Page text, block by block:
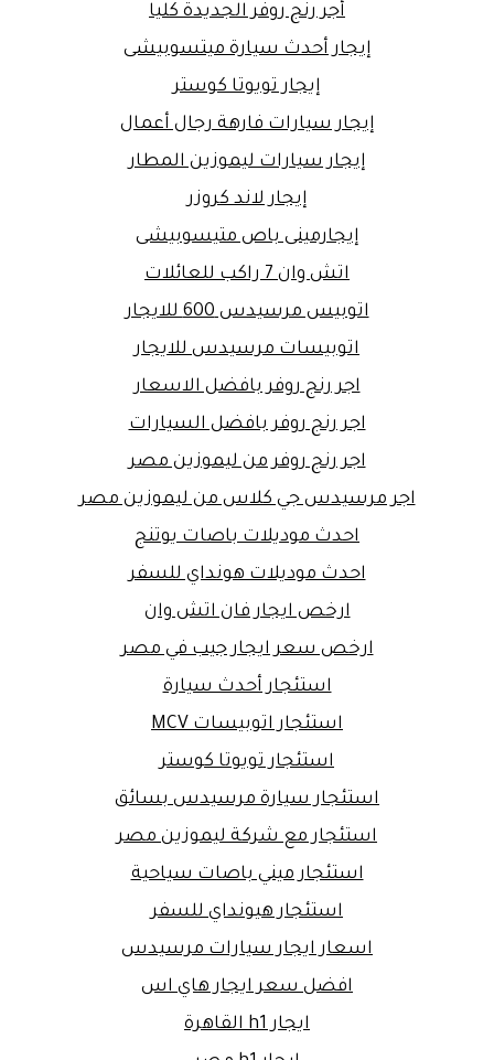
أجر رنج روفر الجديدة كليا
إيجار أحدث سيارة ميتسوبيشى
إيجار تويوتا كوستر
إيجار سيارات فارهة رجال أعمال
إيجار سيارات ليموزين المطار
إيجار لاند كروزر
إيجارمينى باص متيسوبيشى
اتش وان 7 راكب للعائلات
اتوبيس مرسيدس 600 للايجار
اتوبيسات مرسيدس للايجار
اجر رنج روفر بافضل الاسعار
اجر رنج روفر بافضل السيارات
اجر رنج روفر من ليموزين مصر
اجر مرسيدس جي كلاس من ليموزين مصر
احدث موديلات باصات يوتنج
احدث موديلات هونداي للسفر
ارخص ايجار فان اتش وان
ارخص سعر ايجار جيب في مصر
استئجار أحدث سيارة
استئجار اتوبيسات MCV
استئجار تويوتا كوستر
استئجار سيارة مرسيدس بسائق
استئجار مع شركة ليموزين مصر
استئجار ميني باصات سياحية
استئجار هيونداي للسفر
اسعار ايجار سيارات مرسيدس
افضل سعر ايجار هاي اس
ايجار h1 القاهرة